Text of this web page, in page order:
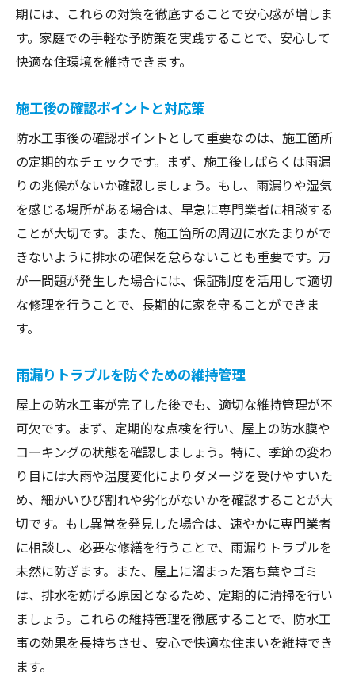
期には、これらの対策を徹底することで安心感が増しま
す。家庭での手軽な予防策を実践することで、安心して
快適な住環境を維持できます。
施工後の確認ポイントと対応策
防水工事後の確認ポイントとして重要なのは、施工箇所
の定期的なチェックです。まず、施工後しばらくは雨漏
りの兆候がないか確認しましょう。もし、雨漏りや湿気
を感じる場所がある場合は、早急に専門業者に相談する
ことが大切です。また、施工箇所の周辺に水たまりがで
きないように排水の確保を怠らないことも重要です。万
が一問題が発生した場合には、保証制度を活用して適切
な修理を行うことで、長期的に家を守ることができま
す。
雨漏りトラブルを防ぐための維持管理
屋上の防水工事が完了した後でも、適切な維持管理が不
可欠です。まず、定期的な点検を行い、屋上の防水膜や
コーキングの状態を確認しましょう。特に、季節の変わ
り目には大雨や温度変化によりダメージを受けやすいた
め、細かいひび割れや劣化がないかを確認することが大
切です。もし異常を発見した場合は、速やかに専門業者
に相談し、必要な修繕を行うことで、雨漏りトラブルを
未然に防ぎます。また、屋上に溜まった落ち葉やゴミ
は、排水を妨げる原因となるため、定期的に清掃を行い
ましょう。これらの維持管理を徹底することで、防水工
事の効果を長持ちさせ、安心で快適な住まいを維持でき
ます。